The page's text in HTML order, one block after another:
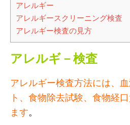
アレルギー
アレルギースクリーニング検査
アレルギー検査の見方
アレルギ－検査
アレルギー検査方法には、
ト、食物除去試験、食物経
ます。